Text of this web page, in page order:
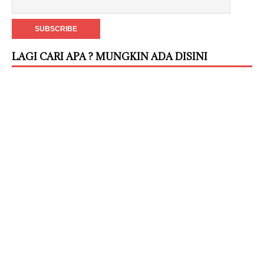
LAGI CARI APA ? MUNGKIN ADA DISINI